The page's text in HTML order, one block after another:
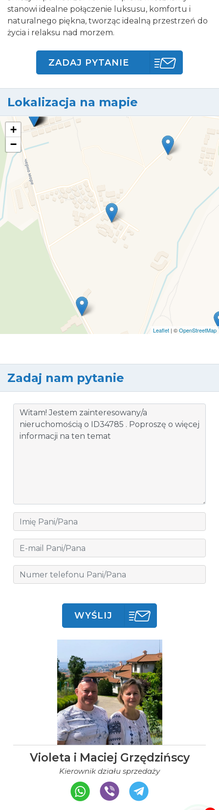
stanowi idealne połączenie luksusu, komfortu i
naturalnego piękna, tworząc idealną przestrzeń do
życia i relaksu nad morzem.
ZADAJ PYTANIE
Lokalizacja na mapie
+
−
Leaflet | ©OpenStreetMap
Zadaj nam pytanie
WYŚLIJ
Violeta i Maciej Grzędzińscy
Kierownik działu sprzedaży